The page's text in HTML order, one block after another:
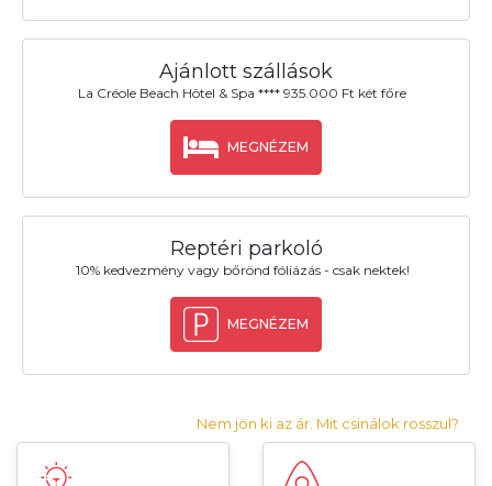
Ajánlott szállások
La Créole Beach Hôtel & Spa **** 935.000 Ft két főre
MEGNÉZEM
Reptéri parkoló
10% kedvezmény vagy bőrönd fóliázás - csak nektek!
MEGNÉZEM
Nem jön ki az ár. Mit csinálok rosszul?